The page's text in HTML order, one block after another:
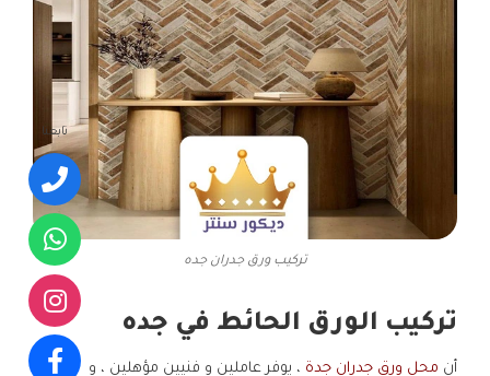
تركيب ورق جدران جده
تركيب الورق الحائط في جده
أن محل ورق جدران جدة ، يوفر عاملين و فنيين مؤهلين ، و
تابعنا